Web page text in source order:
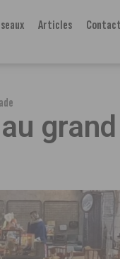
Articles Contact